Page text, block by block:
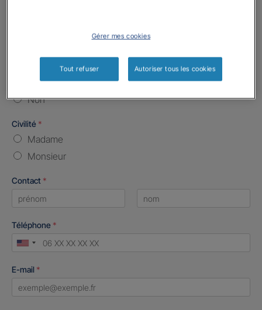
Vos informations :
Etes-vous déjà client Gan assurances ?*
Oui
Non
Civilité *
Madame
Monsieur
Contact *
Téléphone *
United
+1
E-mail *
Gérer mes cookies
Tout refuser Autoriser tous les cookies